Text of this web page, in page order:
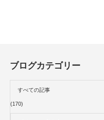
ブログカテゴリー
すべての記事
(170)